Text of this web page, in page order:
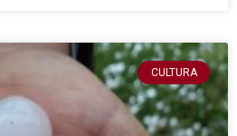
CULTURA